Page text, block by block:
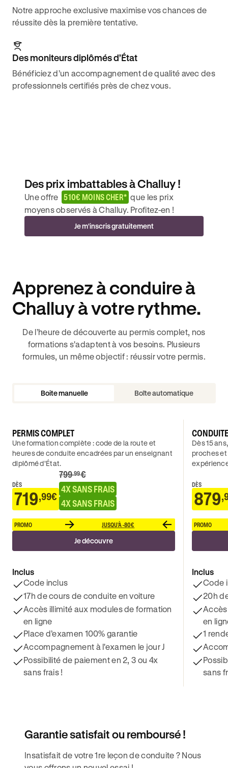
Notre approche exclusive maximise vos chances de
réussite dès la première tentative.
Des moniteurs diplômés d’État
Bénéficiez d’un accompagnement de qualité avec des
professionnels certifiés près de chez vous.
Des prix imbattables à Challuy !
Une offre 510€ MOINS CHER* que les prix
moyens observés à Challuy. Profitez-en !
Je m'inscris gratuitement
Apprenez à conduire à
Challuy à votre rythme.
De l’heure de découverte au permis complet, nos
formations s'adaptent à vos besoins. Plusieurs
formules, un même objectif : réussir votre permis.
Boite manuelle Boîte automatique
PERMIS COMPLET
Une formation complète : code de la route et
heures de conduite encadrées par un enseignant
diplômé d’État.
DÈS
719,99€
799 .99€
4X SANS FRAIS
4X SANS FRAIS
PROMO JUSQU'À -80€
Je découvre
Inclus
Code inclus
17h de cours de conduite en voiture
Accès illimité aux modules de formation
en ligne
Place d’examen 100% garantie
Accompagnement à l'examen le jour J
Possibilité de paiement en 2, 3 ou 4x
sans frais !
Dès 15
proches
DÈS
879
PROMO
Inclus
Code
20h
en
1
sans
Garantie satisfait ou remboursé !
Insatisfait de votre 1re leçon de conduite ? Nous